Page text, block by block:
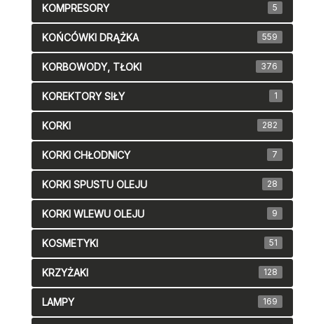
KOMPRESORY 5
KOŃCÓWKI DRĄŻKA 559
KORBOWODY, TŁOKI 376
KOREKTORY SIŁY 1
KORKI 282
KORKI CHŁODNICY 7
KORKI SPUSTU OLEJU 28
KORKI WLEWU OLEJU 9
KOSMETYKI 51
KRZYŻAKI 128
LAMPY 169